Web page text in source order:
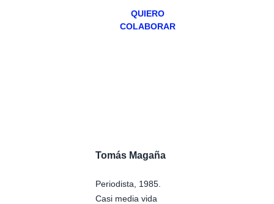
QUIERO
COLABORAR
Tomás Magaña
Periodista, 1985.
Casi media vida